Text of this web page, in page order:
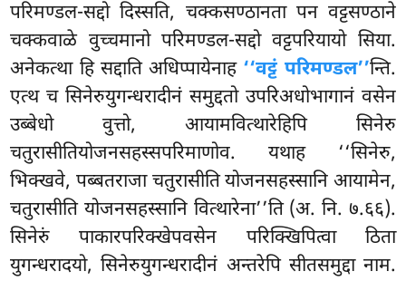
परिमण्डल-सद्दो दिस्सति, चक्कसण्ठानता पन वट्टसण्ठाने
चक्कवाळे वुच्चमानो परिमण्डल-सद्दो वट्टपरियायो सिया.
अनेकत्था हि सद्दाति अधिप्पायेनाह ‘‘वट्टं परिमण्डल’’न्ति.
एत्थ च सिनेरुयुगन्धरादीनं समुद्दतो उपरिअधोभागानं वसेन
उब्बेधो वुत्तो, आयामवित्थारेहिपि सिनेरु
चतुरासीतियोजनसहस्सपरिमाणोव. यथाह ‘‘सिनेरु,
भिक्खवे, पब्बतराजा चतुरासीति योजनसहस्सानि आयामेन,
चतुरासीति योजनसहस्सानि वित्थारेना’’ति (अ. नि. ७.६६).
सिनेरुं पाकारपरिक्खेपवसेन परिक्खिपित्वा ठिता
युगन्धरादयो, सिनेरुयुगन्धरादीनं अन्तरेपि सीतसमुद्दा नाम.